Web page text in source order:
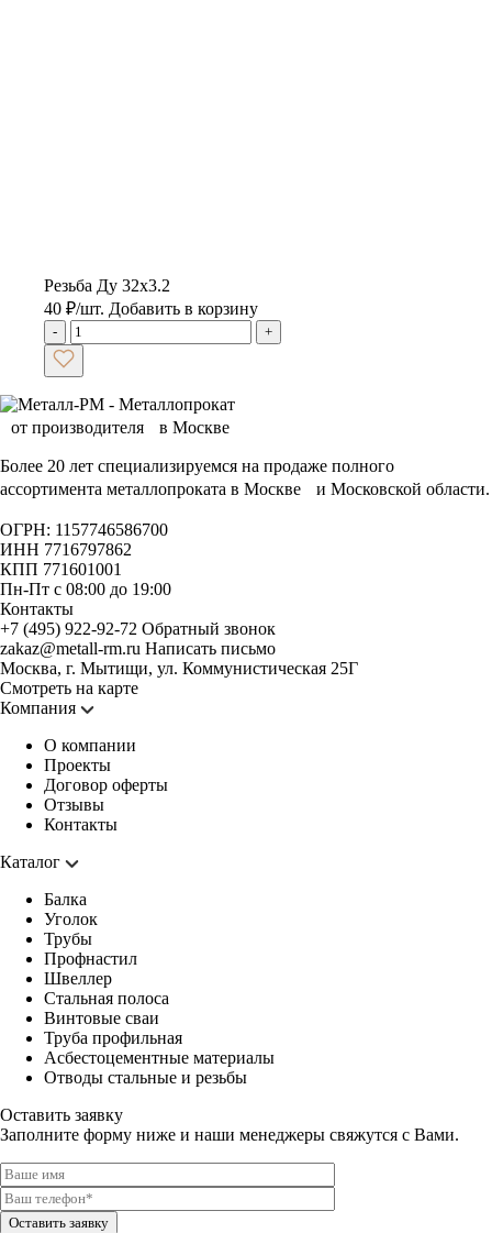
Резьба Ду 32х3.2
40 ₽/шт. Добавить в корзину
- +
Более 20 лет специализируемся на продаже полного
ассортимента металлопроката в Москве и Московской области.
ОГРН: 1157746586700
ИНН 7716797862
КПП 771601001
Пн-Пт с 08:00 до 19:00
Контакты
+7 (495) 922-92-72 Обратный звонок
zakaz@metall-rm.ru Написать письмо
Москва, г. Мытищи, ул. Коммунистическая 25Г
Смотреть на карте
Компания
О компании
Проекты
Договор оферты
Отзывы
Контакты
Каталог
Балка
Уголок
Трубы
Профнастил
Швеллер
Стальная полоса
Винтовые сваи
Труба профильная
Асбестоцементные материалы
Отводы стальные и резьбы
Оставить заявку
Заполните форму ниже и наши менеджеры свяжутся с Вами.
Оставить заявку